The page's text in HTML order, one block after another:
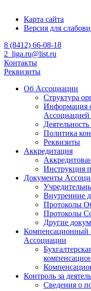
Карта сайта
Версия для
8 (8412) 66-08-18
2_liga.ru@list.ru
Контакты
Реквизиты
Об Ассоциации
Структура
Информация
Ассоциацией
Политика
Реквизиты
Аккредитация
Инструкция
Документы
Внутренние
Протоколы
Протоколы
Другие
Компенсационный
Ассоциации
Контроль за
Сведения о